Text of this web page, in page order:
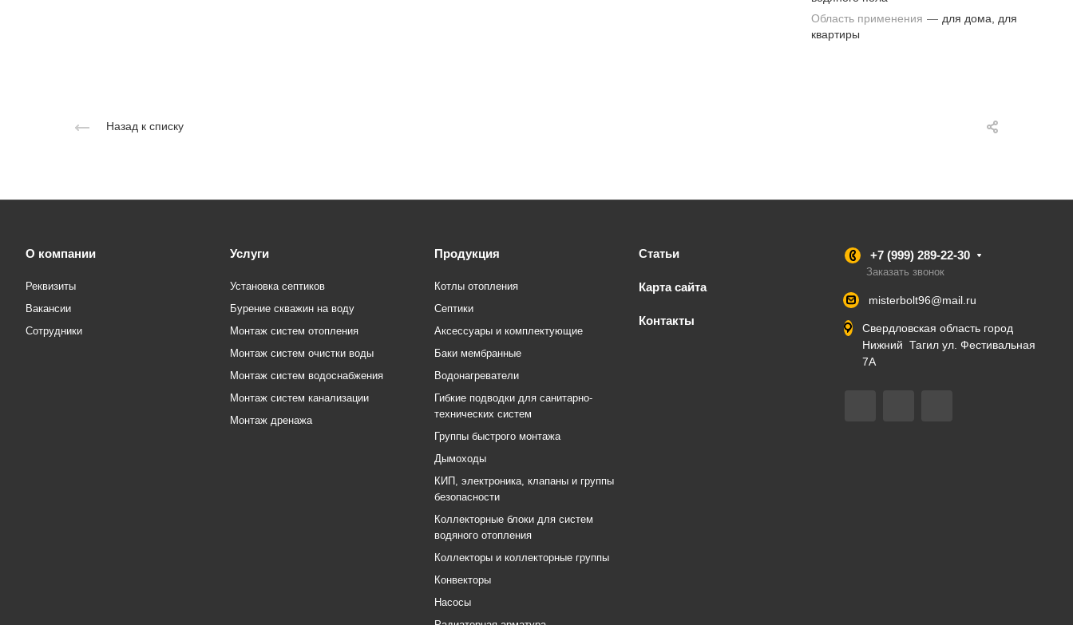
Область применения — для дома, для
квартиры
Назад к списку
О компании
Реквизиты
Вакансии
Сотрудники
Услуги
Установка септиков
Бурение скважин на воду
Монтаж систем отопления
Монтаж систем очистки воды
Монтаж систем водоснабжения
Монтаж систем канализации
Монтаж дренажа
Продукция
Котлы отопления
Септики
Аксессуары и комплектующие
Баки мембранные
Водонагреватели
Гибкие подводки для санитарно-
технических систем
Группы быстрого монтажа
Дымоходы
КИП, электроника, клапаны и группы
безопасности
Коллекторные блоки для систем
водяного отопления
Коллекторы и коллекторные группы
Конвекторы
Насосы
Статьи
Карта сайта
Контакты
+7 (999) 289-22-30
Заказать звонок
misterbolt96@mail.ru
Свердловская область город
Нижний Тагил ул. Фестивальная
7А